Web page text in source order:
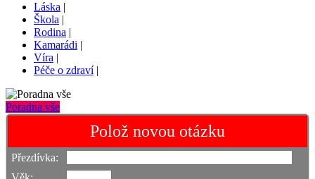
Láska |
Škola |
Rodina |
Kamarádi |
Víra |
Péče o zdraví|
Poradna vše
Polož novou otázku
Přezdívka: